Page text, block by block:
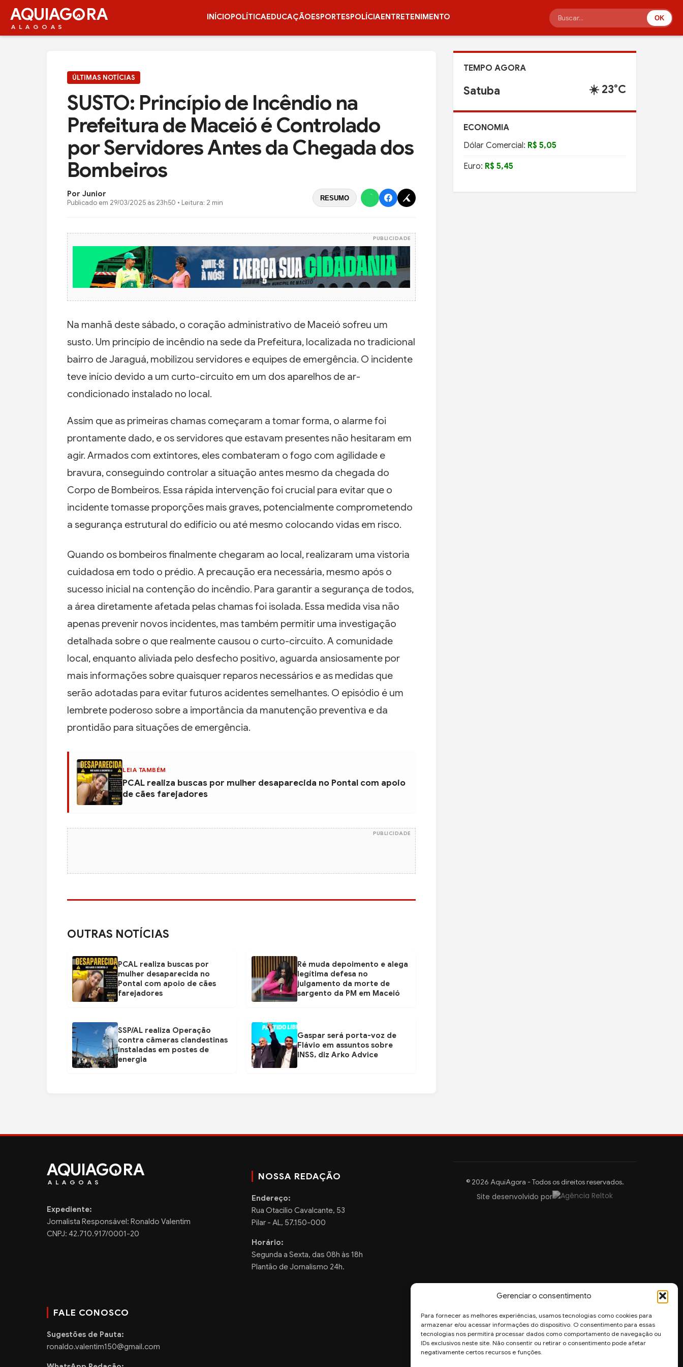
Gerenciar o consentimento
Para fornecer as melhores experiências, usamos tecnologias como cookies para
armazenar e/ou acessar informações do dispositivo. O consentimento para essas
tecnologias nos permitirá processar dados como comportamento de navegação ou
IDs exclusivos neste site. Não consentir ou retirar o consentimento pode afetar
negativamente certos recursos e funções.
AQUIAG RA
ALAGOAS
INÍCIOPOLÍTICAEDUCAÇÃOESPORTESPOLÍCIAENTRETENIMENTO OK
ÚLTIMAS NOTÍCIAS
SUSTO: Princípio de Incêndio na
Prefeitura de Maceió é Controlado
por Servidores Antes da Chegada dos
Bombeiros
Por Junior
Publicado em 29/03/2025 às 23h50 • Leitura: 2 min
RESUMO
PUBLICIDADE
Na manhã deste sábado, o coração administrativo de Maceió sofreu um
susto. Um princípio de incêndio na sede da Prefeitura, localizada no tradicional
bairro de Jaraguá, mobilizou servidores e equipes de emergência. O incidente
teve início devido a um curto-circuito em um dos aparelhos de ar-
condicionado instalado no local.
Assim que as primeiras chamas começaram a tomar forma, o alarme foi
prontamente dado, e os servidores que estavam presentes não hesitaram em
agir. Armados com extintores, eles combateram o fogo com agilidade e
bravura, conseguindo controlar a situação antes mesmo da chegada do
Corpo de Bombeiros. Essa rápida intervenção foi crucial para evitar que o
incidente tomasse proporções mais graves, potencialmente comprometendo
a segurança estrutural do edifício ou até mesmo colocando vidas em risco.
Quando os bombeiros finalmente chegaram ao local, realizaram uma vistoria
cuidadosa em todo o prédio. A precaução era necessária, mesmo após o
sucesso inicial na contenção do incêndio. Para garantir a segurança de todos,
a área diretamente afetada pelas chamas foi isolada. Essa medida visa não
apenas prevenir novos incidentes, mas também permitir uma investigação
detalhada sobre o que realmente causou o curto-circuito. A comunidade
local, enquanto aliviada pelo desfecho positivo, aguarda ansiosamente por
mais informações sobre quaisquer reparos necessários e as medidas que
serão adotadas para evitar futuros acidentes semelhantes. O episódio é um
lembrete poderoso sobre a importância da manutenção preventiva e da
prontidão para situações de emergência.
LEIA TAMBÉM
PCAL realiza buscas por mulher desaparecida no Pontal com apoio
de cães farejadores
PUBLICIDADE
OUTRAS NOTÍCIAS
PCAL realiza buscas por
mulher desaparecida no
Pontal com apoio de cães
farejadores
Ré muda depoimento e alega
legítima defesa no
julgamento da morte de
sargento da PM em Maceió
SSP/AL realiza Operação
contra câmeras clandestinas
instaladas em postes de
energia
Gaspar será porta-voz de
Flávio em assuntos sobre
INSS, diz Arko Advice
TEMPO AGORA
Satuba ☀️ 23°C
ECONOMIA
Dólar Comercial: R$ 5,05
Euro: R$ 5,45
AQUIAG RA
ALAGOAS
Expediente:
Jornalista Responsável: Ronaldo Valentim
CNPJ: 42.710.917/0001-20
NOSSA REDAÇÃO
Endereço:
Rua Otacilio Cavalcante, 53
Pilar - AL, 57.150-000
Horário:
Segunda a Sexta, das 08h às 18h
Plantão de Jornalismo 24h.
FALE CONOSCO
Sugestões de Pauta:
ronaldo.valentim150@gmail.com
© 2026 AquiAgora - Todos os direitos reservados.
Site desenvolvido por